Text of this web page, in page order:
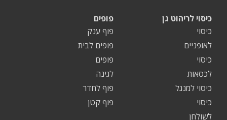
פופים
פוף ענק
פופים לבית
פופים
לגינה
פוף לחדר
פוף קטן
כיסוי לריהוט גן
כיסוי
לאופניים
כיסוי
לכסאות
כיסוי למנגל
כיסוי
לשולחן